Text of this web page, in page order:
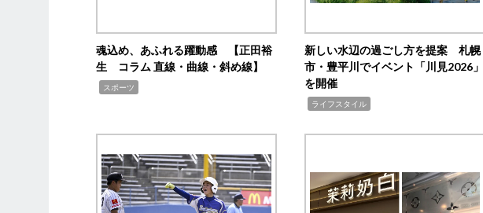
魂込め、あふれる躍動感 【正田裕
生 コラム 直線・曲線・斜め線】
スポーツ
新しい水辺の過ごし方を提案 札幌
市・豊平川でイベント「川見2026」
を開催
ライフスタイル